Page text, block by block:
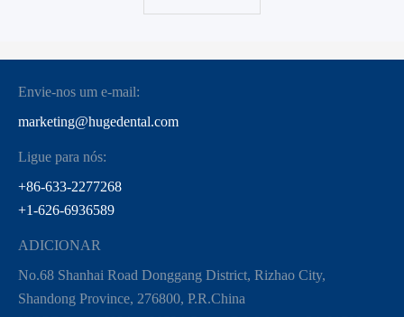
Envie-nos um e-mail:
marketing@hugedental.com
Ligue para nós:
+86-633-2277268
+1-626-6936589
ADICIONAR
No.68 Shanhai Road Donggang District, Rizhao City,
Shandong Province, 276800, P.R.China